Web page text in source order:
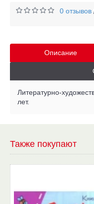
0 отзывов
Описание
Литературно-
лет.
Также покупают